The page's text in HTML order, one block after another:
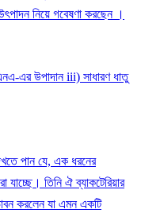
নিয়ে গবেষণা করছেন ।
এর উপাদান iii) সাধারণ ধাতু
পান যে, এক ধরনের
যাচ্ছে। তিনি ঐ ব্যাকটেরিয়ার
করলেন যা এমন একটি